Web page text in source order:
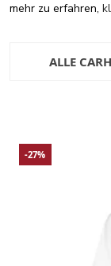
mehr zu erfahren,
ALLE
-27%